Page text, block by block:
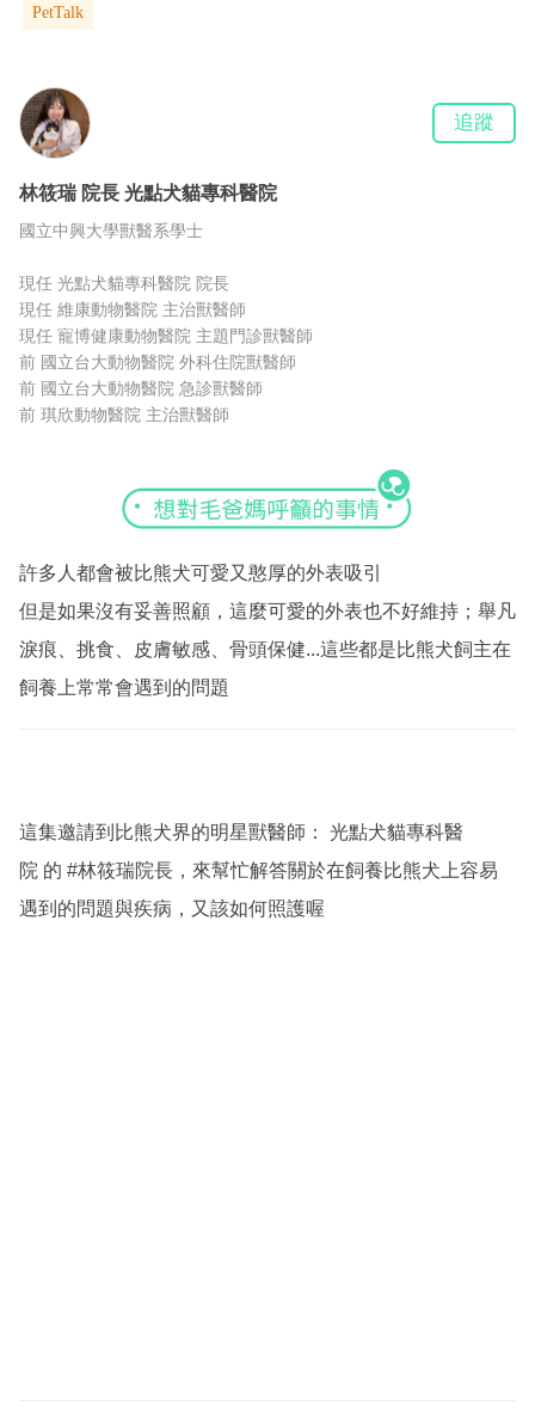
PetTalk
林筱瑞 院長 光點犬貓專科醫院
國立中興大學獸醫系學士
現任 光點犬貓專科醫院 院長
現任 維康動物醫院 主治獸醫師
現任 寵博健康動物醫院 主題門診獸醫師
前 國立台大動物醫院 外科住院獸醫師
前 國立台大動物醫院 急診獸醫師
前 琪欣動物醫院 主治獸醫師
追蹤
許多人都會被比熊犬可愛又憨厚的外表吸引
但是如果沒有妥善照顧，這麼可愛的外表也不好維持；舉凡
淚痕、挑食、皮膚敏感、骨頭保健...這些都是比熊犬飼主在
飼養上常常會遇到的問題
這集邀請到比熊犬界的明星獸醫師： 光點犬貓專科醫
院 的 #林筱瑞院長 ，來幫忙解答關於在飼養比熊犬上容易
遇到的問題與疾病，又該如何照護喔